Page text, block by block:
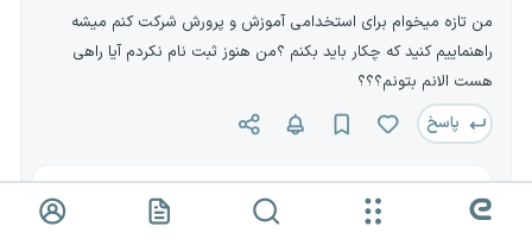
من تازه میخوام برای استخدامی آموزش و پرورش شرکت کنم میشه
راهنماییم کنید که چکار باید بکنم ؟من هنوز ثبت نام نکردم آیا راهی
هست الانم بتونم؟؟؟
پاسخ
پشتیبان سه